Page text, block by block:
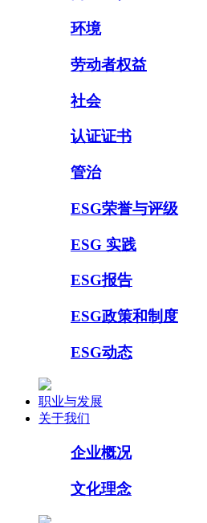
环境
劳动者权益
社会
认证证书
管治
ESG荣誉与评级
ESG 实践
ESG报告
ESG政策和制度
ESG动态
职业与发展
关于我们
企业概况
文化理念